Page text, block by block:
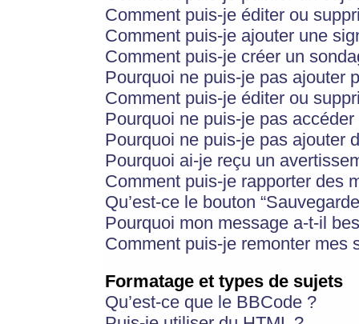
Comment puis-je éditer ou
Comment puis-je ajouter une
Comment puis-je créer un
Pourquoi ne puis-je pas ajouter
Comment puis-je éditer ou
Pourquoi ne puis-je pas
Pourquoi ne puis-je pas ajouter
Pourquoi ai-je reçu un
Comment puis-je rapporter des
Qu’est-ce le bouton
Pourquoi mon message a-t-il
Comment puis-je remonter mes
Formatage et types de sujets
Qu’est-ce que le BBCode ?